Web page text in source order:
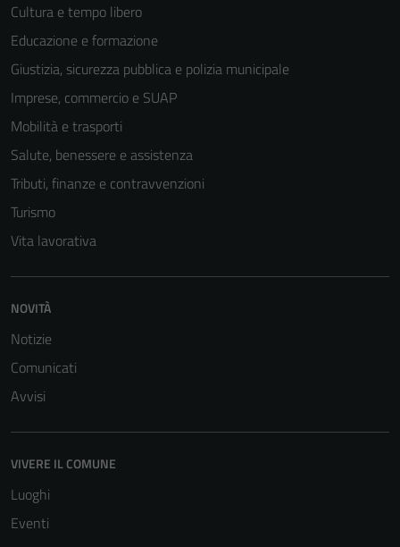
Cultura e tempo libero
Educazione e formazione
Giustizia, sicurezza pubblica e polizia municipale
Imprese, commercio e SUAP
Mobilità e trasporti
Salute, benessere e assistenza
Tributi, finanze e contravvenzioni
Turismo
Vita lavorativa
NOVITÀ
Notizie
Comunicati
Avvisi
VIVERE IL COMUNE
Luoghi
Eventi